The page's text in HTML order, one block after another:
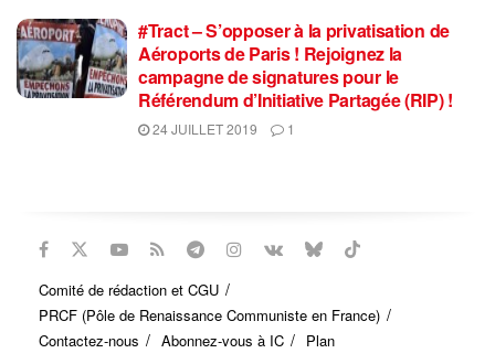
#Tract – S’opposer à la privatisation de
Aéroports de Paris ! Rejoignez la
campagne de signatures pour le
Référendum d’Initiative Partagée (RIP) !
24 JUILLET 2019 1
Comité de rédaction et CGU
PRCF (Pôle de Renaissance Communiste en France)
Contactez-nous
Abonnez-vous à IC Plan